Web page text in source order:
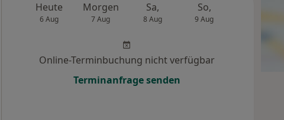
Heute
6 Aug
Morgen
7 Aug
Sa,
8 Aug
So,
9 Aug
Online-Terminbuchung nicht verfügbar
Terminanfrage senden